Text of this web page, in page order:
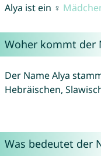
Alya ist ein ♀
Woher kommt der
Der Name Alya
Hebräischen,
Was bedeutet der